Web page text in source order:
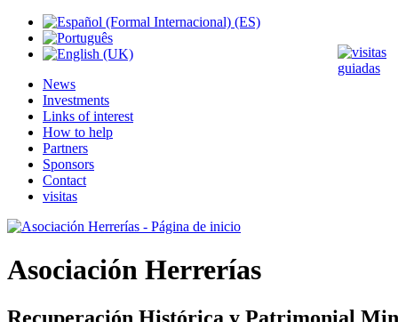
News
Investments
Links of interest
How to help
Partners
Sponsors
Contact
visitas
Asociación Herrerías